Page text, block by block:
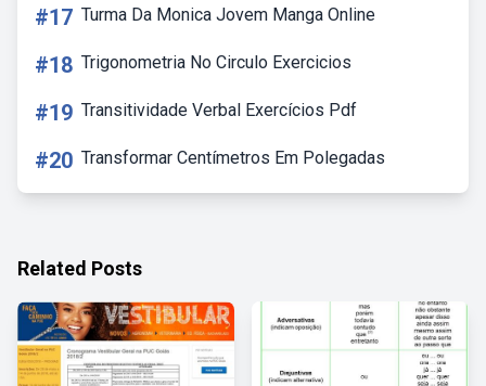
#17 Turma Da Monica Jovem Manga Online
#18 Trigonometria No Circulo Exercicios
#19 Transitividade Verbal Exercícios Pdf
#20 Transformar Centímetros Em Polegadas
Related Posts